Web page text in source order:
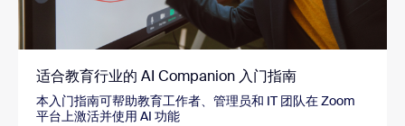
适合教育行业的 AI Companion 入门指南
本入门指南可帮助教育工作者、管理员和 IT 团队在 Zoom
平台上激活并使用 AI 功能